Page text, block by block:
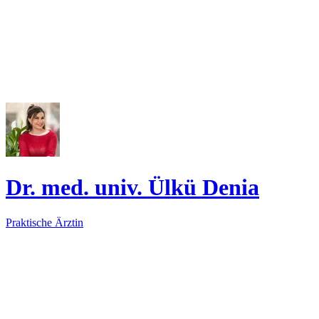
Dr. med. univ. Ülkü Denia
Praktische Ärztin